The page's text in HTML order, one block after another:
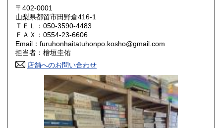
岡山県
山口県 800円
香川県 800円 愛媛県
高知県 800円
800円 長崎県
800円 大分県
〒402-0001
山梨県都留市田野倉416-1
ＴＥＬ：050-3590-4483
ＦＡＸ：0554-23-6606
Email：furuhonhaitatuhonpo.kosho@gmail.com
担当者：檜垣圭佑
店舗へのお問い合わせ